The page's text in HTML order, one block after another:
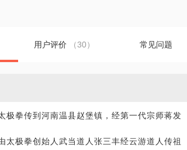
用户评价 （30） 常见问题
极拳传到河南温县赵堡镇，经第一代宗师蒋发
太极拳创始人武当道人张三丰经云游道人传祖